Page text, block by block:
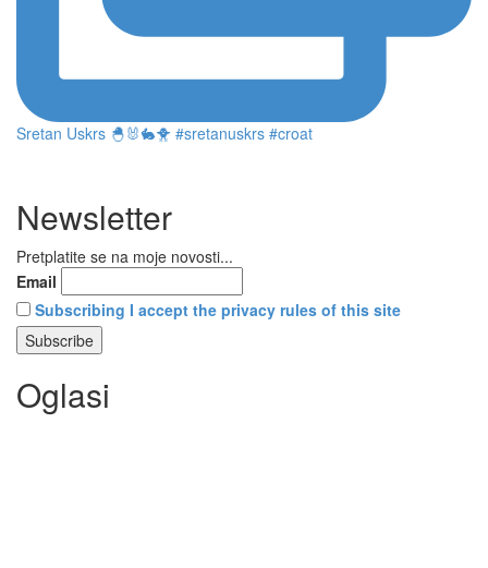
Sretan Uskrs 🐣🐰🐇🐥 #sretanuskrs #croat
Newsletter
Pretplatite se na moje novosti...
Email
Subscribing I accept the privacy rules of this site
Oglasi